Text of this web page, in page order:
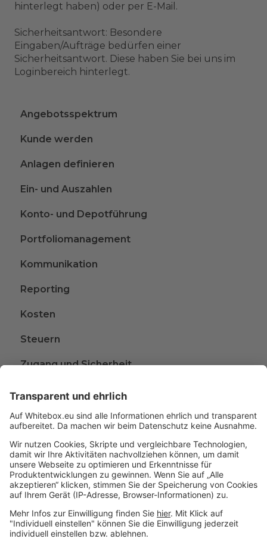
hinterlegt haben) oder per E-Mail.
Sicherheitsantwort: Besondere
Eingaben/Aufträge bedürfen einer
Sicherheitsantwort. Diese haben Sie bei uns im
Loginbereich hinterlegt.
Angebotsspektrum
Kunde werden
Anlagen definieren
Ein- und Auszahlen
Konto- und Depotführung
Portfoliomanagement
Kommunikation
Reporting
Kosten
Steuern
Zugang und Sicherheit
Beschwerden
Wissen rund ums Anlegen
Glossar
A
B
C